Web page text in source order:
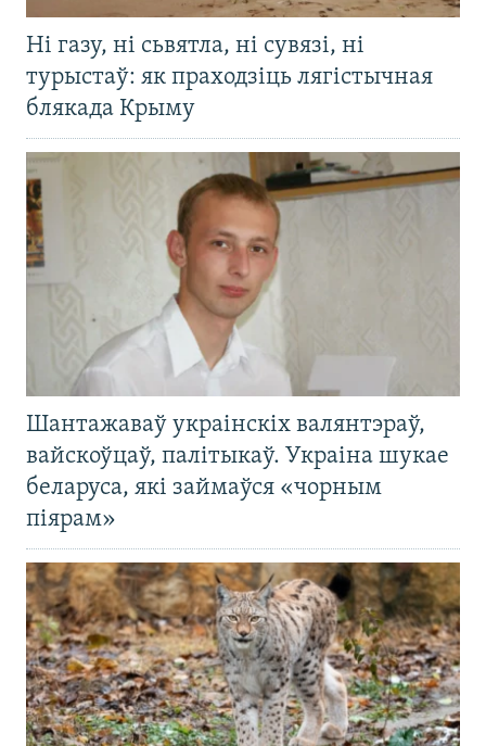
Ні газу, ні сьвятла, ні сувязі, ні
турыстаў: як праходзіць лягістычная
блякада Крыму
Шантажаваў украінскіх валянтэраў,
вайскоўцаў, палітыкаў. Украіна шукае
беларуса, які займаўся «чорным
піярам»